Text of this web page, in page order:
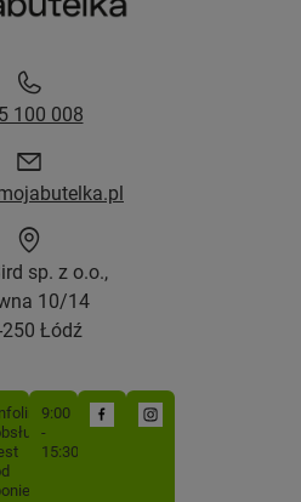
100 008
sp. z o.o.,
10/14
Łódź
9:00
-
15:30